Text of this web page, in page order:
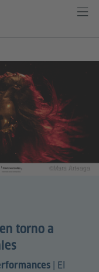
torno a
| El
©Mara Arteaga